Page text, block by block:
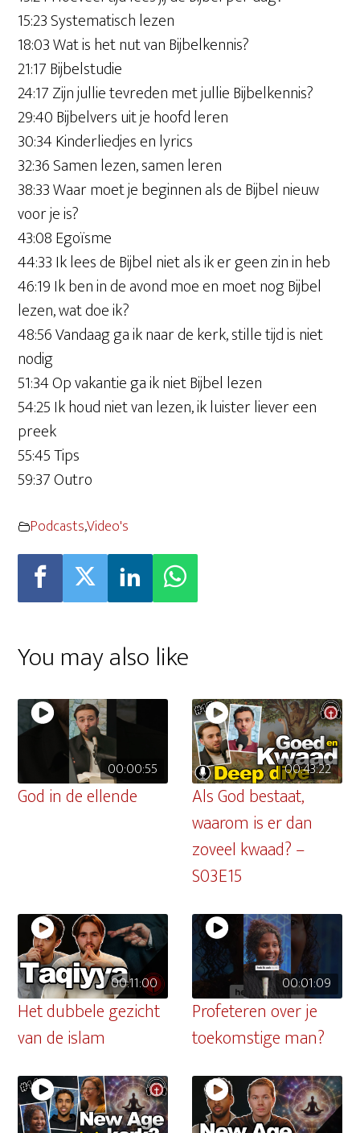
15:23 Systematisch lezen
18:03 Wat is het nut van Bijbelkennis?
21:17 Bijbelstudie
24:17 Zijn jullie tevreden met jullie Bijbelkennis?
29:40 Bijbelvers uit je hoofd leren
30:34 Kinderliedjes en lyrics
32:36 Samen lezen, samen leren
38:33 Waar moet je beginnen als de Bijbel nieuw
voor je is?
43:08 Egoïsme
44:33 Ik lees de Bijbel niet als ik er geen zin in heb
46:19 Ik ben in de avond moe en moet nog Bijbel
lezen, wat doe ik?
48:56 Vandaag ga ik naar de kerk, stille tijd is niet
nodig
51:34 Op vakantie ga ik niet Bijbel lezen
54:25 Ik houd niet van lezen, ik luister liever een
preek
55:45 Tips
59:37 Outro
Podcasts,Video's
You may also like
00:00:55
God in de ellende
00:43:22
Als God bestaat,
waarom is er dan
zoveel kwaad? –
S03E15
00:11:00
Het dubbele gezicht
van de islam
00:01:09
Profeteren over je
toekomstige man?